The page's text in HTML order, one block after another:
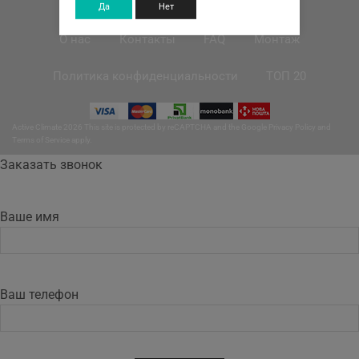
О нас Контакты FAQ Монтаж
Заказать звонок
Ваше имя
Ваш телефон
Да Нет